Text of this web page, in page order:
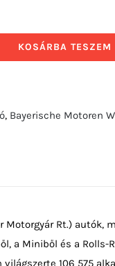
KOSÁRBA TESZEM
, Bayerische Motoren
Motorgyár Rt.)
a Miniből és a
106 575